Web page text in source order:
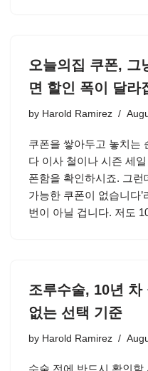
오늘의집 쿠폰, 그
면 할인 폭이 달라
by Harold Ramirez
쿠폰을 쌓아두고 놓치는
다 이사 철이나 시즌 세
폰함을 확인하시죠. 그런
가능한 쿠폰이 없습니다
번이 아닐 겁니다. 저도
조루수술, 10년 차
없는 선택 기준
by Harold Ramirez
수술 전에 반드시 확인